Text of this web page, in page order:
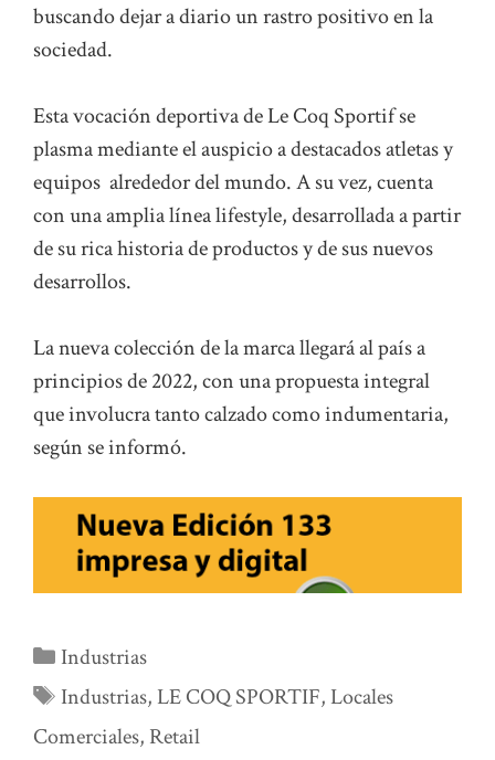
buscando dejar a diario un rastro positivo en la
sociedad.
Esta vocación deportiva de Le Coq Sportif se
plasma mediante el auspicio a destacados atletas y
equipos alrededor del mundo. A su vez, cuenta
con una amplia línea lifestyle, desarrollada a partir
de su rica historia de productos y de sus nuevos
desarrollos.
La nueva colección de la marca llegará al país a
principios de 2022, con una propuesta integral
que involucra tanto calzado como indumentaria,
según se informó.
Categorías
Industrias
Etiquetas
Industrias,LE COQ SPORTIF,Locales
Comerciales, Retail